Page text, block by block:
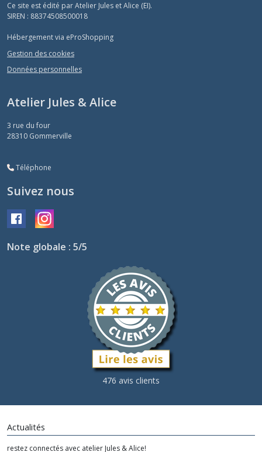
Ce site est édité par Atelier Jules et Alice (EI).
SIREN : 88374508500018
Hébergement via eProShopping
Gestion des cookies
Données personnelles
Atelier Jules & Alice
3 rue du four
28310 Gommerville
Téléphone
Suivez nous
Note globale : 5/5
476 avis clients
Actualités
restez connectés avec atelier Jules & Alice!